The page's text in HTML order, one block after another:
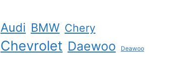
Audi BMW Chery
Chevrolet Daewoo Deawoo